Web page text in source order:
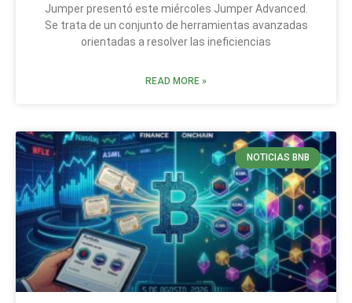
Jumper presentó este miércoles Jumper Advanced.
Se trata de un conjunto de herramientas avanzadas
orientadas a resolver las ineficiencias
READ MORE »
NOTICIAS BNB